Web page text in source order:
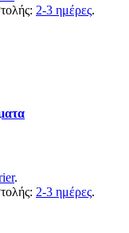
2-3 ημέρες.
.
2-3 ημέρες.